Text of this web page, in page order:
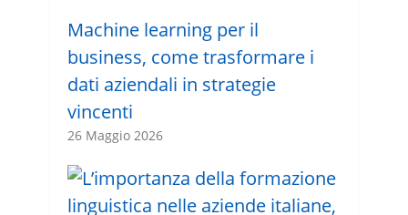
Machine learning per il
business, come trasformare i
dati aziendali in strategie
vincenti
26 Maggio 2026